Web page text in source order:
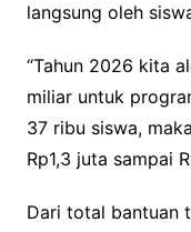
langsung oleh
“Tahun 2026 kita
miliar untuk
37 ribu siswa,
Rp1,3 juta sampai
Dari total bantuan